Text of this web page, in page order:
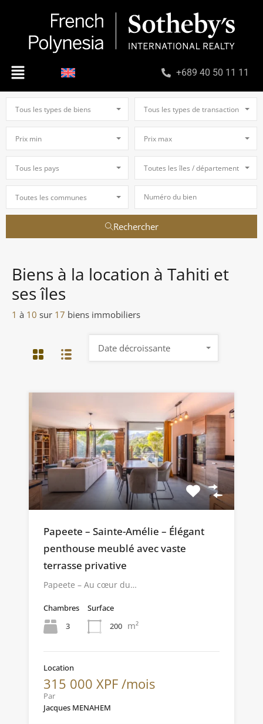
+689 40 50 11 11
Tous les types de biens Tous les types de transaction
Prix min Prix max
Tous les pays Toutes les îles / départements
Toutes les communes
Rechercher
Biens à la location à Tahiti et
ses îles
1 à 10 sur 17 biens immobiliers
Date décroissante
Papeete – Sainte-Amélie – Élégant
penthouse meublé avec vaste
terrasse privative
Papeete – Au cœur du…
Chambres
3
Surface
200 m²
Location
315 000 XPF /mois
Par
Jacques MENAHEM